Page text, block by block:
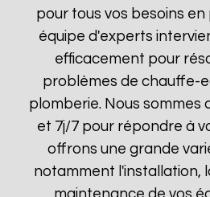
pour tous vos besoins
équipe d'experts
efficacement pour
problèmes de chauffe-
plomberie. Nous sommes
et 7j/7 pour répondre à
offrons une grande
notamment l'installation,